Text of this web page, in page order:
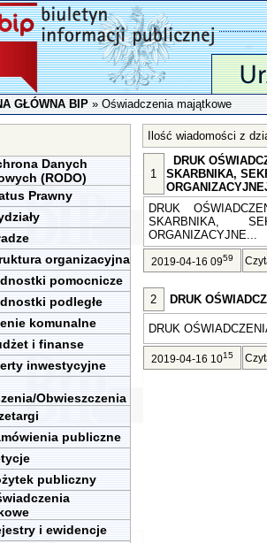
GŁÓWNA BIP»Oświadczenia majątkowe
Danych
(RODO)
Prawny
organizacyjna
pomocnicze
podległe
komunalne
i finanse
inwestycyjne
Obwieszczenia
publiczne
publiczny
i ewidencje
Ilość wiadomości z
1
DRUK
SKARBNIKA,
DRUK
SKARBNIKA,
ORGANIZACYJNE...
2019-04-16 0959
2 DRUK
DRUK
2019-04-16 1015